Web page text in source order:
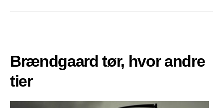
Brændgaard tør, hvor andre
tier